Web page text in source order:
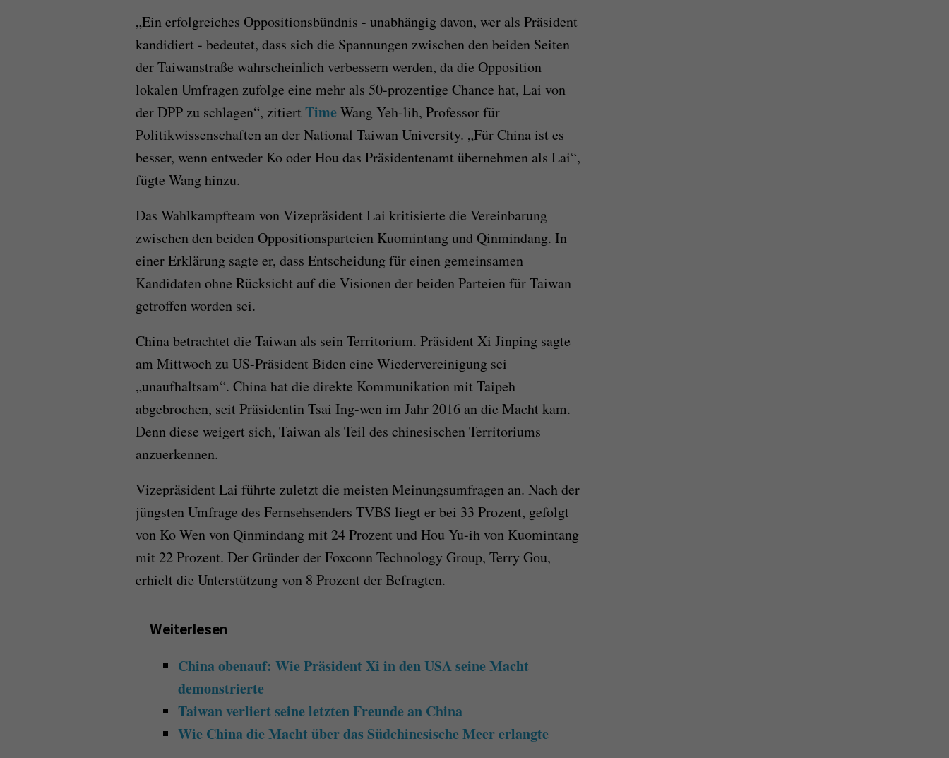
„Ein erfolgreiches Oppositionsbündnis - unabhängig davon, wer als Präsident
kandidiert - bedeutet, dass sich die Spannungen zwischen den beiden Seiten
der Taiwanstraße wahrscheinlich verbessern werden, da die Opposition
lokalen Umfragen zufolge eine mehr als 50-prozentige Chance hat, Lai von
der DPP zu schlagen“, zitiert TimeWang Yeh-lih, Professor für
Politikwissenschaften an der National Taiwan University. „Für China ist es
besser, wenn entweder Ko oder Hou das Präsidentenamt übernehmen als Lai“,
fügte Wang hinzu.
Das Wahlkampfteam von Vizepräsident Lai kritisierte die Vereinbarung
zwischen den beiden Oppositionsparteien Kuomintang und Qinmindang. In
einer Erklärung sagte er, dass Entscheidung für einen gemeinsamen
Kandidaten ohne Rücksicht auf die Visionen der beiden Parteien für Taiwan
getroffen worden sei.
China betrachtet die Taiwan als sein Territorium. Präsident Xi Jinping sagte
am Mittwoch zu US-Präsident Biden eine Wiedervereinigung sei
„unaufhaltsam“. China hat die direkte Kommunikation mit Taipeh
abgebrochen, seit Präsidentin Tsai Ing-wen im Jahr 2016 an die Macht kam.
Denn diese weigert sich, Taiwan als Teil des chinesischen Territoriums
anzuerkennen.
Vizepräsident Lai führte zuletzt die meisten Meinungsumfragen an. Nach der
jüngsten Umfrage des Fernsehsenders TVBS liegt er bei 33 Prozent, gefolgt
von Ko Wen von Qinmindang mit 24 Prozent und Hou Yu-ih von Kuomintang
mit 22 Prozent. Der Gründer der Foxconn Technology Group, Terry Gou,
erhielt die Unterstützung von 8 Prozent der Befragten.
Weiterlesen
China obenauf: Wie Präsident Xi in den USA seine Macht
demonstrierte
Taiwan verliert seine letzten Freunde an China
Wie China die Macht über das Südchinesische Meer erlangte